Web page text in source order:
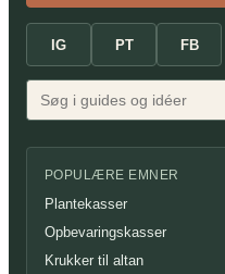
IG PT FB
POPULÆRE EMNER
Plantekasser
Opbevaringskasser
Krukker til altan